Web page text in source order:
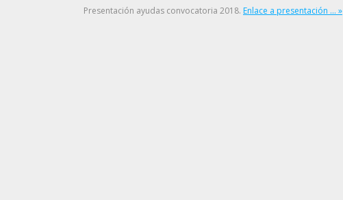
Presentación ayudas convocatoria 2018. Enlace a presentación ... »